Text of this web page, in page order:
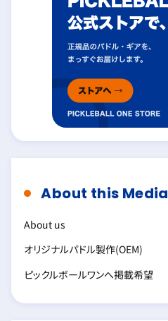
About this Media
About us
オリジナルパドル製作(OEM)
ピックルボールワンへ掲載希望